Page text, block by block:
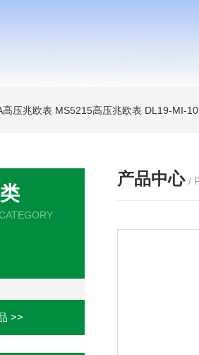
高压兆欧表 MS5215高压兆欧表 DL19-MI-
>>
产品中心 /